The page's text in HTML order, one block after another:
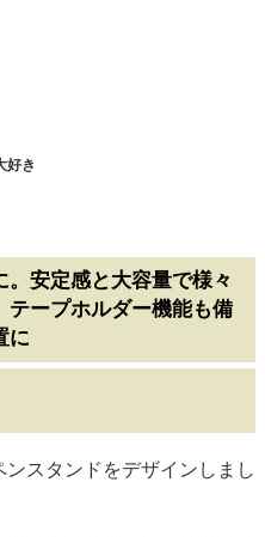
好き
。安定感と大容量で様々
テープホルダー機能も備
に
スタンドをデザインしまし